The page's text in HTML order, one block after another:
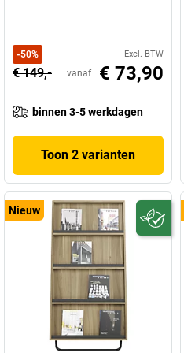
-50% Excl. BTW
€ 149,- vanaf € 73,90
binnen 3-5 werkdagen
Toon 2 varianten
Nieuw